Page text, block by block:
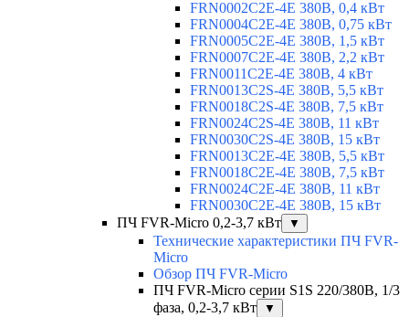
FRN0002C2E-4E 380В, 0,4 кВт
FRN0004C2E-4E 380В, 0,75 кВт
FRN0005C2E-4E 380В, 1,5 кВт
FRN0007C2E-4E 380В, 2,2 кВт
FRN0011C2E-4E 380В, 4 кВт
FRN0013C2S-4E 380В, 5,5 кВт
FRN0018C2S-4E 380В, 7,5 кВт
FRN0024C2S-4E 380В, 11 кВт
FRN0030C2S-4E 380В, 15 кВт
FRN0013C2E-4E 380В, 5,5 кВт
FRN0018C2E-4E 380В, 7,5 кВт
FRN0024C2E-4E 380В, 11 кВт
FRN0030C2E-4E 380В, 15 кВт
ПЧ FVR-Micro 0,2-3,7 кВт
▼
Технические характеристики ПЧ FVR-
Micro
Обзор ПЧ FVR-Micro
ПЧ FVR-Micro серии S1S 220/380В, 1/3
фаза, 0,2-3,7 кВт
▼